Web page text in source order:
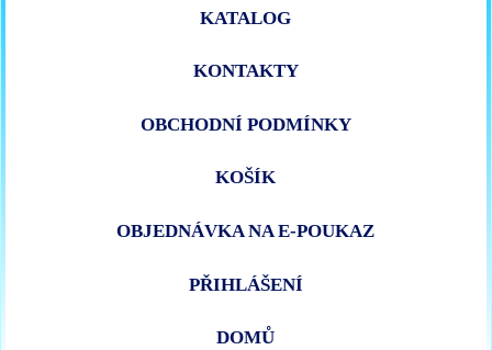
KATALOG
KONTAKTY
OBCHODNÍ PODMÍNKY
KOŠÍK
OBJEDNÁVKA NA E-POUKAZ
PŘIHLÁŠENÍ
DOMŮ